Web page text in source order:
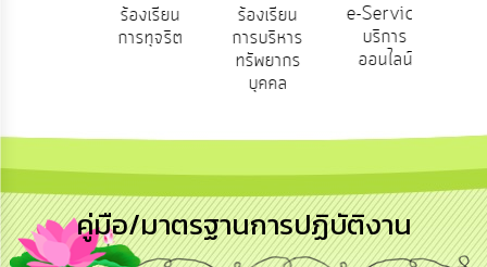
ทรัพยากร
การ
บริหาร
งาน
ร้องเรียน
การทุจริต
ร้องเรียน
การบริหาร
ทรัพยากร
บุคคล
e-Service
บริการ
ออนไลน์
คู่มือ/มาตรฐานการปฏิบัติงาน